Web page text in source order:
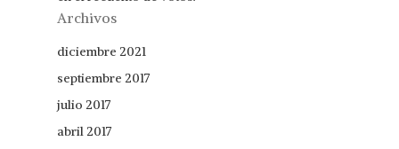
Archivos
diciembre 2021
septiembre 2017
julio 2017
abril 2017